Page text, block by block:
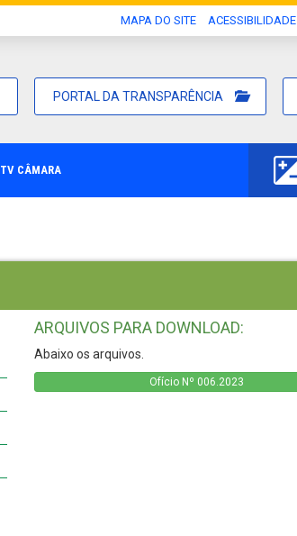
MAPA DO SITE ACESSIBILIDADE
PORTAL DA TRANSPARÊNCIA
TV CÂMARA
ARQUIVOS PARA DOWNLOAD:
Abaixo os arquivos.
Ofício Nº 006.2023